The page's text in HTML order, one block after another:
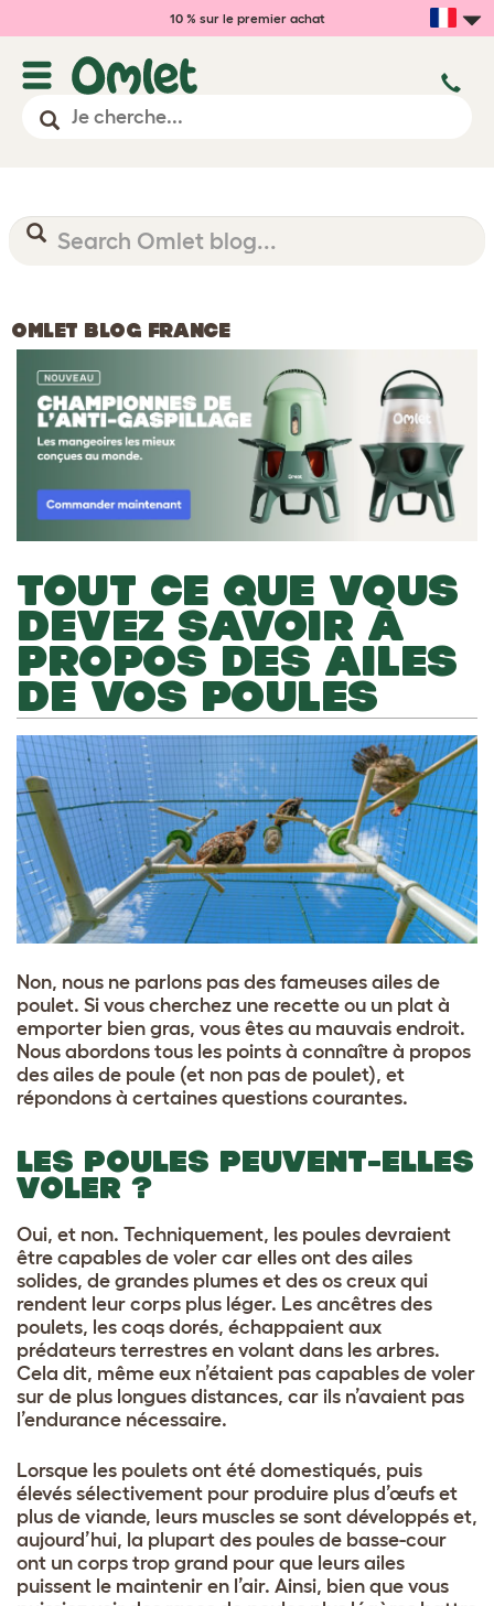
10 % sur le premier achat
OMLET BLOG FRANCE
TOUT CE QUE VOUS
DEVEZ SAVOIR À
PROPOS DES AILES
DE VOS POULES
Non, nous ne parlons pas des fameuses ailes de
poulet. Si vous cherchez une recette ou un plat à
emporter bien gras, vous êtes au mauvais endroit.
Nous abordons tous les points à connaître à propos
des ailes de poule (et non pas de poulet), et
répondons à certaines questions courantes.
LES POULES PEUVENT-ELLES
VOLER ?
Oui, et non. Techniquement, les poules devraient
être capables de voler car elles ont des ailes
solides, de grandes plumes et des os creux qui
rendent leur corps plus léger. Les ancêtres des
poulets, les coqs dorés, échappaient aux
prédateurs terrestres en volant dans les arbres.
Cela dit, même eux n’étaient pas capables de voler
sur de plus longues distances, car ils n’avaient pas
l’endurance nécessaire.
Lorsque les poulets ont été domestiqués, puis
élevés sélectivement pour produire plus d’œufs et
plus de viande, leurs muscles se sont développés et,
aujourd’hui, la plupart des poules de basse-cour
ont un corps trop grand pour que leurs ailes
puissent le maintenir en l’air. Ainsi, bien que vous